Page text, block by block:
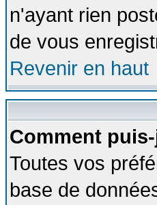
n'ayant rien
de vous
Revenir en haut
Comment
Toutes vos
base de